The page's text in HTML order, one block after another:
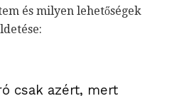
és milyen lehetőségek
csak azért, mert